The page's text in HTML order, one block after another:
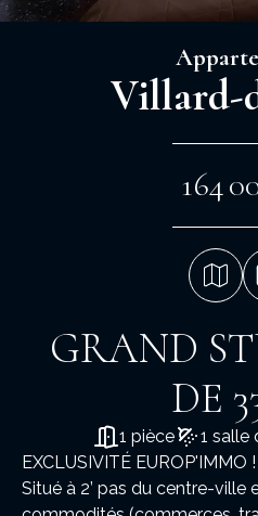
Villard-
164
GRAND
DE
1 pièce 1 salle
EXCLUSIVITÉ EUROP'IMMO !
Situé à 2’ pas du centre-ville